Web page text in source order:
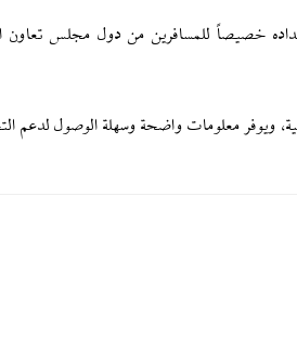
خصيصاً للمسافرين من دول مجلس تعاون
ويوفر معلومات واضحة وسهلة الوصول لدعم